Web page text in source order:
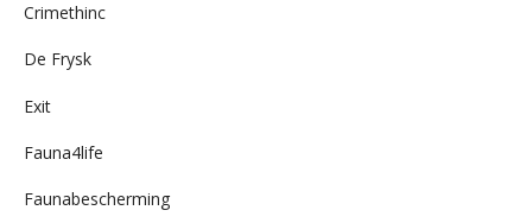
Crimethinc
De Frysk
Exit
Fauna4life
Faunabescherming